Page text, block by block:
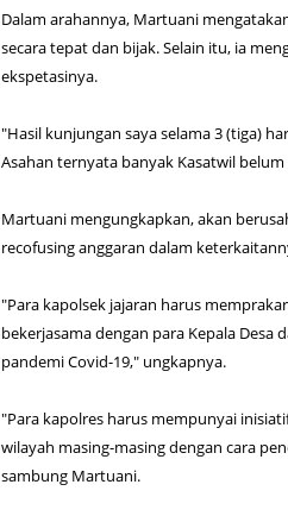
Dalam arahannya, Martuani
secara tepat dan bijak. Selain itu, ia
ekspetasinya.
"Hasil kunjungan saya selama 3 (tiga)
Asahan ternyata banyak Kasatwil
Martuani mengungkapkan, akan
recofusing anggaran dalam
"Para kapolsek jajaran harus
bekerjasama dengan para Kepala
pandemi Covid-19," ungkapnya.
"Para kapolres harus mempunyai
wilayah masing-masing dengan cara
sambung Martuani.